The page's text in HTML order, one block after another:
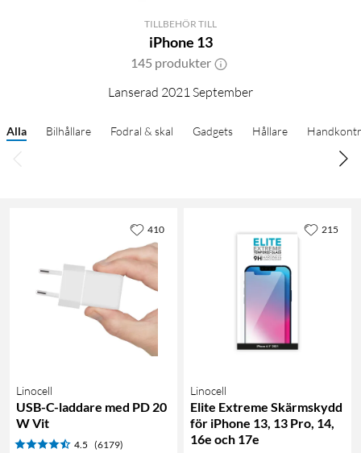
TILLBEHÖR TILL
iPhone 13
145 produkter
Lanserad 2021 September
Alla Bilhållare Fodral & skal Gadgets Hållare
Linocell
USB-C-laddare med PD 20
W Vit
4.5 (6179)
410
Linocell
Elite Extreme Skärmskydd
för iPhone 13, 13 Pro, 14,
16e och 17e
215